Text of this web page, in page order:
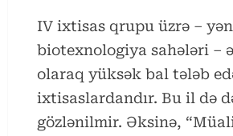
IV ixtisas qrupu üzrə –
biotexnologiya sahələri –
olaraq yüksək bal tələb
ixtisaslardandır. Bu il də
gözlənilmir. Əksinə,